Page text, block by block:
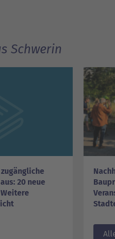
Schwerin
20 neue